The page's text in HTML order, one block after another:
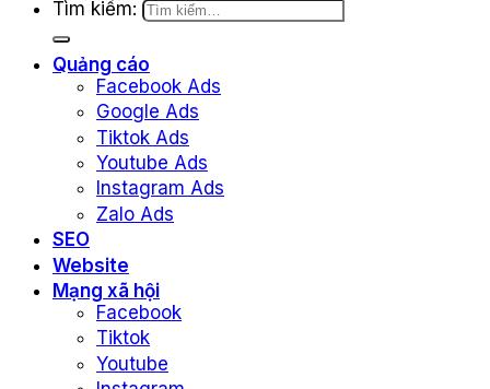
Tìm kiếm:
Quảng cáo
Facebook Ads
Google Ads
Tiktok Ads
Youtube Ads
Instagram Ads
Zalo Ads
SEO
Website
Mạng xã hội
Facebook
Tiktok
Youtube